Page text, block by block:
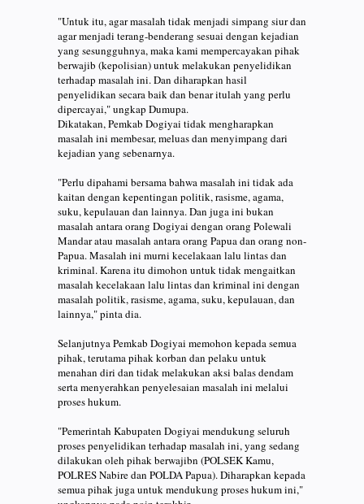
"Untuk itu, agar masalah tidak menjadi simpang siur dan
agar menjadi terang-benderang sesuai dengan kejadian
yang sesungguhnya, maka kami mempercayakan pihak
berwajib (kepolisian) untuk melakukan penyelidikan
terhadap masalah ini. Dan diharapkan hasil
penyelidikan secara baik dan benar itulah yang perlu
dipercayai," ungkap Dumupa.
Dikatakan, Pemkab Dogiyai tidak mengharapkan
masalah ini membesar, meluas dan menyimpang dari
kejadian yang sebenarnya.
"Perlu dipahami bersama bahwa masalah ini tidak ada
kaitan dengan kepentingan politik, rasisme, agama,
suku, kepulauan dan lainnya. Dan juga ini bukan
masalah antara orang Dogiyai dengan orang Polewali
Mandar atau masalah antara orang Papua dan orang non-
Papua. Masalah ini murni kecelakaan lalu lintas dan
kriminal. Karena itu dimohon untuk tidak mengaitkan
masalah kecelakaan lalu lintas dan kriminal ini dengan
masalah politik, rasisme, agama, suku, kepulauan, dan
lainnya," pinta dia.
Selanjutnya Pemkab Dogiyai memohon kepada semua
pihak, terutama pihak korban dan pelaku untuk
menahan diri dan tidak melakukan aksi balas dendam
serta menyerahkan penyelesaian masalah ini melalui
proses hukum.
"Pemerintah Kabupaten Dogiyai mendukung seluruh
proses penyelidikan terhadap masalah ini, yang sedang
dilakukan oleh pihak berwajibn (POLSEK Kamu,
POLRES Nabire dan POLDA Papua). Diharapkan kepada
semua pihak juga untuk mendukung proses hukum ini,"